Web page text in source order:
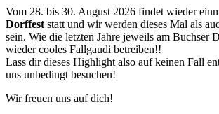
Vom 28. bis 30. August 2026 findet wieder
Dorffest statt und wir werden dieses Mal als
sein. Wie die letzten Jahre jeweils am Buchser
wieder cooles Fallgaudi betreiben!!
Lass dir dieses Highlight also auf keinen Fall
uns unbedingt besuchen!
Wir freuen uns auf dich!